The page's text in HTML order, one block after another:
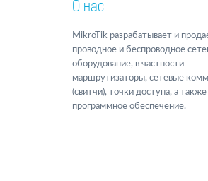
О нас
MikroTik разрабатывает и
проводное и беспроводное
оборудование, в частности
маршрутизаторы, сетевые
(свитчи), точки доступа, а также
программное обеспечение.